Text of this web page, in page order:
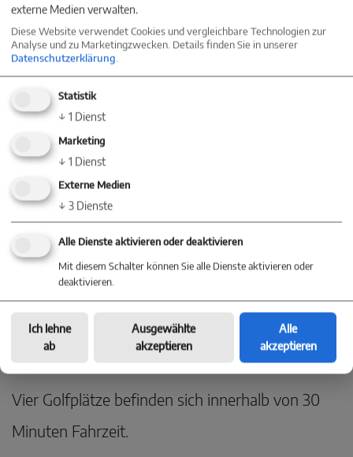
unmittelbarer Nähe, Rothausbahn (4er Sessellift)
fußläufig in 250 m Entfernung.
Große Teile des Stadtgebietes von Todtnau sind
von den beiden größten Naturschutzgebieten
Baden-Württembergs eingenommen, dem
Natur- und Landschaftsschutzgebiet Feldberg
und dem Gletscherkessel Präg.
Die 450 Meter lange Hängebrücke
„Blackforestline“ wurde im Mai 2023 eröffnet.
Vier Golfplätze befinden sich innerhalb von 30
Minuten Fahrzeit.
externe Medien verwalten.
Diese Website verwendet Cookies und vergleichbare Technologien zur
Analyse und zu Marketingzwecken. Details finden Sie in unserer
Datenschutzerklärung.
Statistik
↓ 1 Dienst
Marketing
↓ 1 Dienst
Externe Medien
↓ 3 Dienste
Alle Dienste aktivieren oder deaktivieren
Mit diesem Schalter können Sie alle Dienste aktivieren oder
deaktivieren.
Ich lehne
ab
Ausgewählte
akzeptieren
Alle
akzeptieren